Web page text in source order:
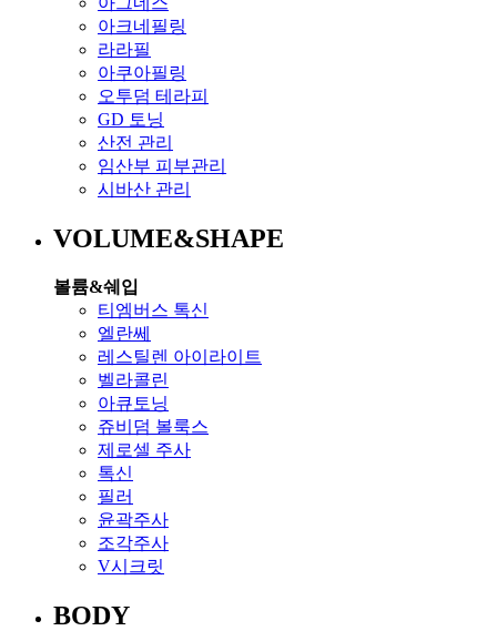
아크네필링
라라필
아쿠아필링
오투덤 테라피
GD 토닝
산전 관리
임산부 피부관리
시바산 관리
VOLUME&SHAPE
볼륨&쉐입
티엠버스 톡신
엘란쎄
레스틸렌 아이라이트
벨라콜린
아큐토닝
쥬비덤 볼룩스
제로셀 주사
톡신
필러
윤곽주사
조각주사
V시크릿
BODY